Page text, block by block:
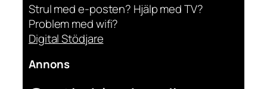
Strul med e-posten? Hjälp med TV?
Problem med wifi?
Digital Stödjare
Annons